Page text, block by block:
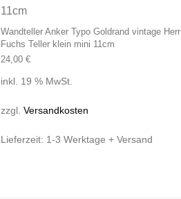
Wandteller Anker Typo Goldrand vintage Herr
Fuchs Teller klein mini 11cm
24,00 €
inkl. 19 % MwSt.
zzgl. Versandkosten
Lieferzeit: 1-3 Werktage + Versand